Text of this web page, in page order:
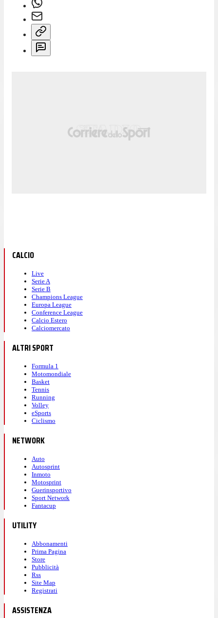
CALCIO
Live
Serie A
Serie B
Champions League
Europa League
Conference League
Calcio Estero
Calciomercato
ALTRI SPORT
Formula 1
Motomondiale
Basket
Tennis
Running
Volley
eSports
Ciclismo
NETWORK
Auto
Autosprint
Inmoto
Motosprint
Guerinsportivo
Sport Network
Fantacup
UTILITY
Abbonamenti
Prima Pagina
Store
Pubblicità
Rss
Site Map
Registrati
ASSISTENZA